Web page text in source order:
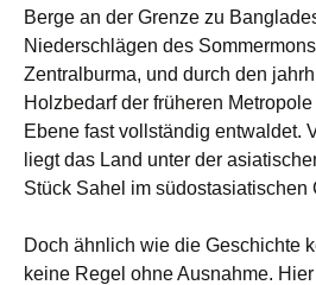
Berge an der Grenze zu
Niederschlägen des
Zentralburma, und durch den
Holzbedarf der früheren Metropole
Ebene fast vollständig entwaldet.
liegt das Land unter der
Stück Sahel im südostasiatischen
Doch ähnlich wie die Geschichte
keine Regel ohne Ausnahme.